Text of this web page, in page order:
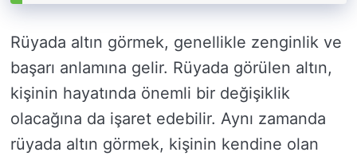
Rüyada altın görmek, genellikle zenginlik ve
başarı anlamına gelir. Rüyada görülen altın,
kişinin hayatında önemli bir değişiklik
olacağına da işaret edebilir. Aynı zamanda
rüyada altın görmek, kişinin kendine olan